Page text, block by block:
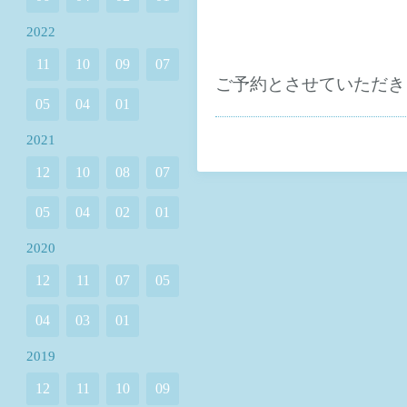
ご予約とさせていただき
2022
11 10 09 07
05 04 01
2021
12 10 08 07
05 04 02 01
2020
12 11 07 05
04 03 01
2019
12 11 10 09